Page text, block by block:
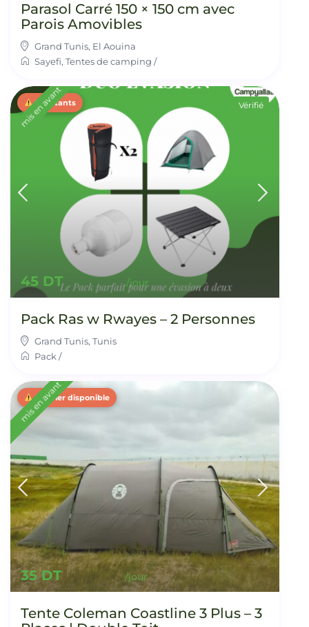
Parasol Carré 150 × 150 cm avec
Parois Amovibles
Grand Tunis, El Aouina
Sayefi, Tentes de camping /
45 DT
3 restants
mis en avant Vérifié
Pack Ras w Rwayes – 2 Personnes
Grand Tunis, Tunis
Pack /
35 DT
Dernier disponible
mis en avant
Tente Coleman Coastline 3 Plus – 3